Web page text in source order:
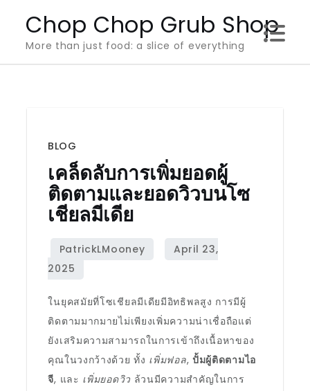
content
Chop Chop Grub Shop
More than just food: a slice of everything
BLOG
เคล็ดลับการเพิ่มยอดผู้
ติดตามและยอดวิวบนโซ
เชียลมีเดีย
ในยุคสมัยที่โซเชียลมีเดียมีอิทธิพลสูง การมีผู้
ติดตามมากมายไม่เพียงเพิ่มความน่าเชื่อถือแต่
ยังเสริมความสามารถในการเข้าถึงเนื้อหาของ
คุณในวงกว้างด้วย ทั้ง เพิ่มฟอล, ปั้มผู้ติดตามไอ
จี, และ เพิ่มยอดวิว ล้วนมีความสำคัญในการ